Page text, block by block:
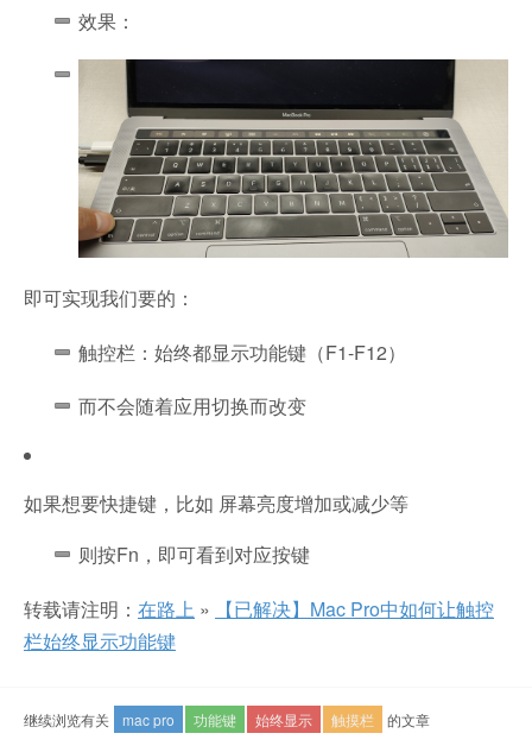
效果：
即可实现我们要的：
触控栏：始终都显示功能键（F1-F12）
而不会随着应用切换而改变
如果想要快捷键，比如 屏幕亮度增加或减少等
则按Fn，即可看到对应按键
转载请注明： 在路上 »
【已解决】Mac Pro中如何让触控
栏始终显示功能键
继续浏览有关 mac pro 功能键 始终显示 触摸栏 的文章